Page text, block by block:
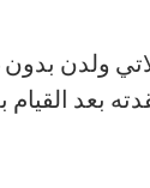
ولدن
بعد القيام